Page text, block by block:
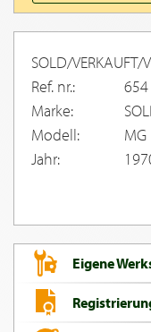
SOLD/VERKAUFT/
Ref. nr.:
654
Marke:
Modell:
MG
Jahr:
Eigene